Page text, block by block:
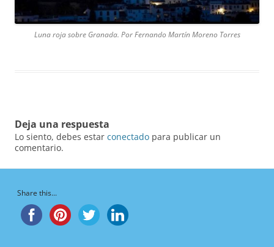
Luna roja sobre Granada. Por Fernando Martín Moreno Torres
Deja una respuesta
Lo siento, debes estar conectado para publicar un
comentario.
Share this...